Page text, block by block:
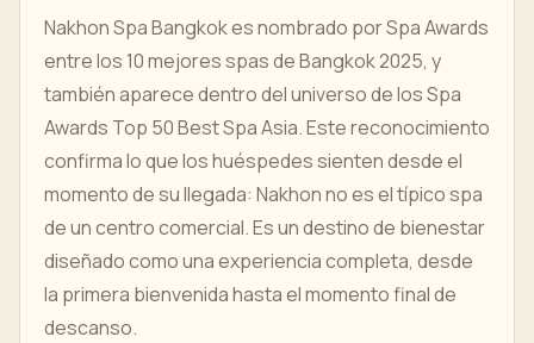
Nakhon Spa Bangkok es nombrado por Spa Awards
entre los 10 mejores spas de Bangkok 2025, y
también aparece dentro del universo de los Spa
Awards Top 50 Best Spa Asia. Este reconocimiento
confirma lo que los huéspedes sienten desde el
momento de su llegada: Nakhon no es el típico spa
de un centro comercial. Es un destino de bienestar
diseñado como una experiencia completa, desde
la primera bienvenida hasta el momento final de
descanso.